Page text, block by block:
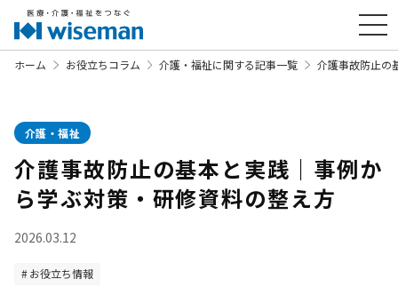
ホーム お役立ちコラム 介護・福祉に関する記事一覧 介護事故防止の
介護・福祉
介護事故防止の基本と実践｜事例か
ら学ぶ対策・研修資料の整え方
2026.03.12
お役立ち情報